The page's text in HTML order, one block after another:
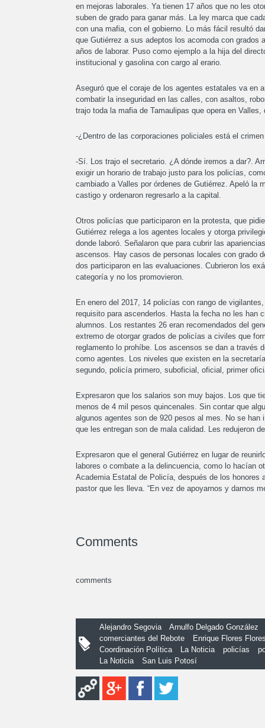
en mejoras laborales. Ya tienen 17 años que no les
suben de grado para ganar más. La ley marca que
con una mafia, con el gobierno. Lo más fácil resultó
que Gutiérrez a sus adeptos los acomoda con
años de laborar. Puso como ejemplo a la hija del
institucional y gasolina con cargo al erario.
Aseguró que el coraje de los agentes estatales va en
combatir la inseguridad en las calles, con asaltos,
trajo toda la mafia de Tamaulipas que opera en
-¿Dentro de las corporaciones policiales está el
-Sí. Los trajo el secretario. ¿A dónde iremos a dar?.
exigir un horario de trabajo justo para los policías,
cambiado a Valles por órdenes de Gutiérrez. Apeló la
castigo y ordenaron regresarlo a la capital.
Otros policías que participaron en la protesta, que
Gutiérrez relega a los agentes locales y otorga
donde laboró. Señalaron que para cubrir las
ascensos. Hay casos de personas locales con grado
dos participaron en las evaluaciones. Cubrieron los
categoría y no los promovieron.
En enero del 2017, 14 policías con rango de
requisito para ascenderlos. Hasta la fecha no les han
alumnos. Los restantes 26 eran recomendados del
extremo de otorgar grados de policías a civiles que
reglamento lo prohíbe. Los ascensos se dan a través
como agentes. Los niveles que existen en la
segundo, policía primero, suboficial, oficial, primer
Expresaron que los salarios son muy bajos. Los que
menos de 4 mil pesos quincenales. Sin contar que
algunos agentes son de 920 pesos al mes. No se
que les entregan son de mala calidad. Les redujeron
Expresaron que el general Gutiérrez en lugar de
labores o combate a la delincuencia, como lo hacían
Academia Estatal de Policía, después de los honores
pastor que les lleva. “En vez de apoyarnos y darnos
Comments
comments
Alejandro Segovia
Arnulfo Delgado González
comerciantes del Rebote
Enrique Flores
Coordinación Política
La Noticia policías
La Noticia
San Luis Potosí